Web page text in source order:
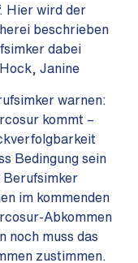
Hier wird der
beschrieben
dabei
Janine
warnen:
kommt –
Bedingung sein
Berufsimker
im kommenden
Abkommen
noch muss das
zustimmen.